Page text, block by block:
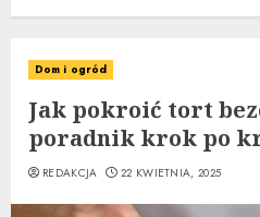
Dom i ogród
Jak pokroić tort
poradnik krok po
REDAKCJA 22 KWIETNIA, 2025